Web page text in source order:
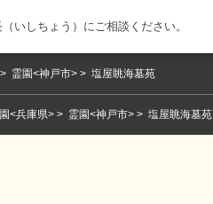
いしちょう）にご相談ください。
霊園<神戸市> 塩屋眺海墓苑
<兵庫県> 霊園<神戸市> 塩屋眺海墓苑